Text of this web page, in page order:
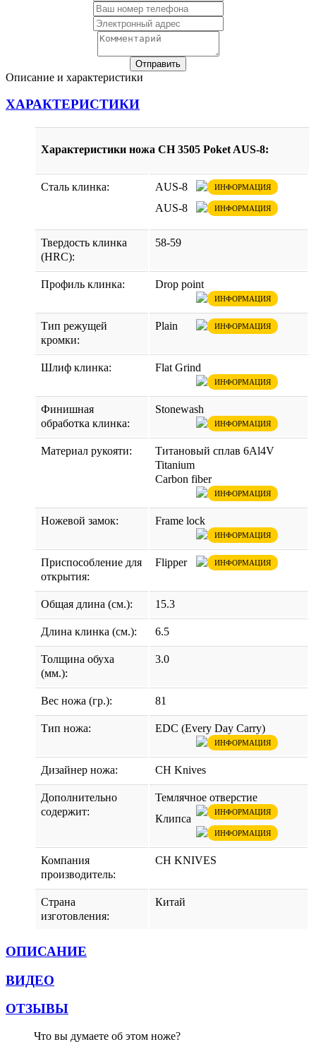
Описание и характеристики
ХАРАКТЕРИСТИКИ
Характеристики ножа CH 3505 Poket AUS-8:
Сталь клинка: AUS-8 ИНФОРМАЦИЯ
AUS-8 ИНФОРМАЦИЯ
Твердость клинка
(HRC):
58-59
Профиль клинка: Drop point
ИНФОРМАЦИЯ
Тип режущей
кромки:
Plain ИНФОРМАЦИЯ
Шлиф клинка: Flat Grind
ИНФОРМАЦИЯ
Финишная
обработка клинка:
Stonewash
ИНФОРМАЦИЯ
Материал рукояти:
Титановый сплав 6Al4V
Titanium
Carbon fiber
ИНФОРМАЦИЯ
Ножевой замок: Frame lock
ИНФОРМАЦИЯ
Приспособление для
открытия:
Flipper ИНФОРМАЦИЯ
Общая длина (см.): 15.3
Длина клинка (см.): 6.5
Толщина обуха
(мм.):
3.0
Вес ножа (гр.): 81
Тип ножа: EDC (Every Day Carry)
ИНФОРМАЦИЯ
Дизайнер ножа: CH Knives
Дополнительно
содержит:
Темлячное отверстие
ИНФОРМАЦИЯ
Клипса
ИНФОРМАЦИЯ
Компания
производитель:
CH KNIVES
Страна
изготовления:
Китай
ОПИСАНИЕ
ВИДЕО
ОТЗЫВЫ
Что вы думаете об этом ноже?